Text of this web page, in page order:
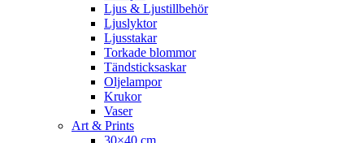
Ljus & Ljustillbehör
Ljuslyktor
Ljusstakar
Torkade blommor
Tändsticksaskar
Oljelampor
Krukor
Vaser
Art & Prints
30×40 cm